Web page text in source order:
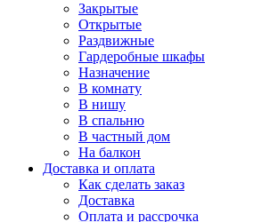
Закрытые
Открытые
Раздвижные
Гардеробные шкафы
Назначение
В комнату
В нишу
В спальню
В частный дом
На балкон
Доставка и оплата
Как сделать заказ
Доставка
Оплата и рассрочка